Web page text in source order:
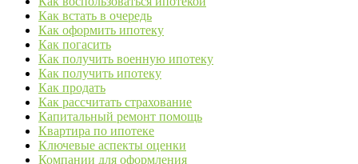
Как встать в очередь
Как оформить ипотеку
Как погасить
Как получить военную ипотеку
Как получить ипотеку
Как продать
Как рассчитать страхование
Капитальный ремонт помощь
Квартира по ипотеке
Ключевые аспекты оценки
Компании для оформления